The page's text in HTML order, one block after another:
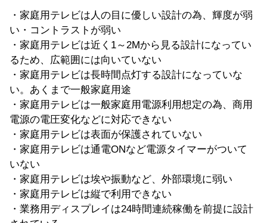
・家庭用テレビは人の目に優しい設計の為、輝度が弱
い・コントラストが弱い
・家庭用テレビは近く1～2Mから見る設計になってい
るため、広範囲には向いていない
・家庭用テレビは長時間点灯する設計になっていな
い。あくまで一般家庭用途
・家庭用テレビは一般家庭用電源利用想定の為、商用
電源の電圧変化などに対応できない
・家庭用テレビは表面が保護されていない
・家庭用テレビは通電ONなど電源タイマーがついて
いない
・家庭用テレビは埃や振動など、外部環境に弱い
・家庭用テレビは縦で利用できない
・業務用ディスプレイは24時間連続稼働を前提に設計